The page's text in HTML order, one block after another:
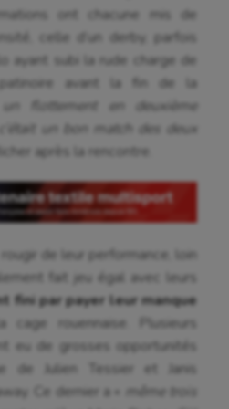
ont chacune mis de
celle d’un derby, parfois
ayant subi la rude charge de
avant la fin de la
flottement en deuxième
un bon match des deux
après la rencontre.
rougir de leur performance, loin
fait jeu égal avec leurs
fini par payer leur manque
cage rouennaise. Plusieurs
eu de grosses opportunités
de Julien Tessier et Janis
Ce dernier a «
même trois